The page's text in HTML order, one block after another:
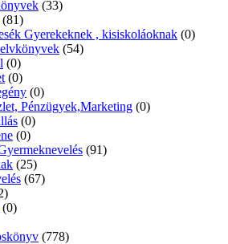
(33)
(81)
Gyerekeknek , kisiskoláoknak (0)
(54)
(0)
(0)
(0)
Pénzügyek,Marketing (0)
(0)
(0)
(91)
(25)
(67)
(0)
(778)